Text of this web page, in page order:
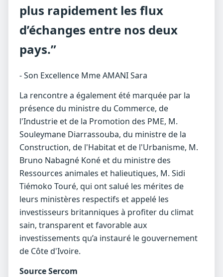
plus rapidement les flux
d’échanges entre nos deux
pays.”
- Son Excellence Mme AMANI Sara
La rencontre a également été marquée par la
présence du ministre du Commerce, de
l'Industrie et de la Promotion des PME, M.
Souleymane Diarrassouba, du ministre de la
Construction, de l'Habitat et de l'Urbanisme, M.
Bruno Nabagné Koné et du ministre des
Ressources animales et halieutiques, M. Sidi
Tiémoko Touré, qui ont salué les mérites de
leurs ministères respectifs et appelé les
investisseurs britanniques à profiter du climat
sain, transparent et favorable aux
investissements qu’a instauré le gouvernement
de Côte d'Ivoire.
Source Sercom